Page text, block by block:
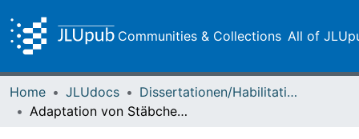
Communities & Collections All of
Home JLUdocs
Dissertationen/Habilitationen
Adaptation von Stäbchenzellen der Froschretina an Hintergrundslicht verschiedener Intensitäten und Einfluss von Stickstoffmonoxid auf die Rückstellphase der Lichtantwort